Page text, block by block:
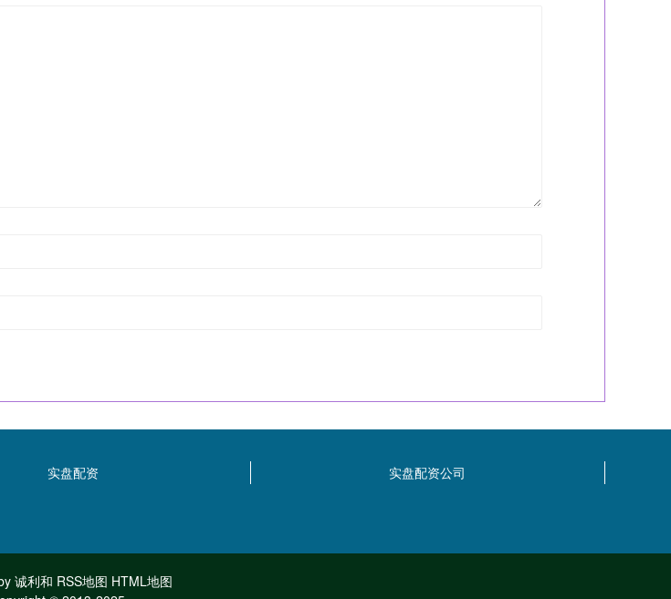
实盘配资 实盘配资公司
诚利和 RSS地图 HTML地图